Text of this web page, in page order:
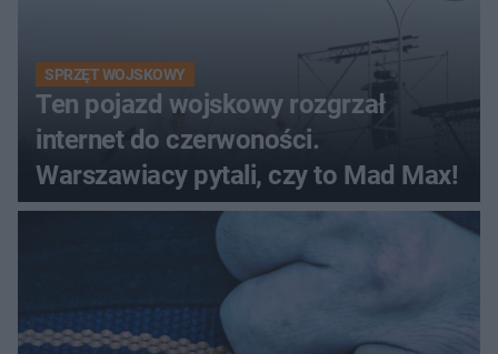
SPRZĘT WOJSKOWY
Ten pojazd wojskowy rozgrzał
internet do czerwoności.
Warszawiacy pytali, czy to Mad Max!